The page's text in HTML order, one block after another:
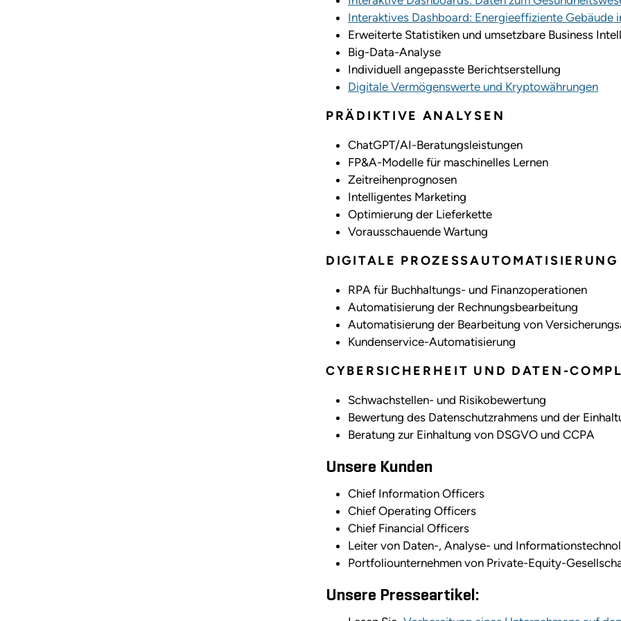
Interaktives Dashboard: Energieeffiziente Gebäude
Erweiterte Statistiken und umsetzbare Business
Big-Data-Analyse
Individuell angepasste Berichtserstellung
Digitale Vermögenswerte und Kryptowährungen
PRÄDIKTIVE ANALYSEN
ChatGPT/AI-Beratungsleistungen
FP&A-Modelle für maschinelles Lernen
Zeitreihenprognosen
Intelligentes Marketing
Optimierung der Lieferkette
Vorausschauende Wartung
DIGITALE PROZESSAUTOMATISIERUNG
RPA für Buchhaltungs- und Finanzoperationen
Automatisierung der Rechnungsbearbeitung
Automatisierung der Bearbeitung von
Kundenservice-Automatisierung
CYBERSICHERHEIT UND DATEN-
Schwachstellen- und Risikobewertung
Bewertung des Datenschutzrahmens und der
Beratung zur Einhaltung von DSGVO und CCPA
Unsere Kunden
Chief Information Officers
Chief Operating Officers
Chief Financial Officers
Leiter von Daten-, Analyse- und
Portfoliounternehmen von Private-Equity-
Unsere Presseartikel: